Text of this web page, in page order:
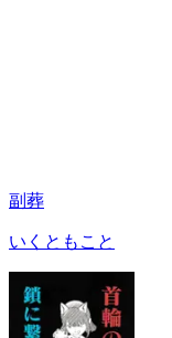
副葬
いくともこと